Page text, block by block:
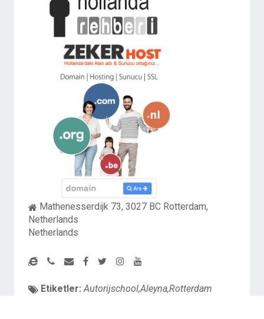
Mathenesserdijk 73, 3027 BC Rotterdam,
Netherlands
Netherlands
Etiketler: Autorijschool,Aleyna,Rotterdam